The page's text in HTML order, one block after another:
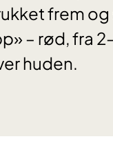
frem og
– rød, fra
huden.